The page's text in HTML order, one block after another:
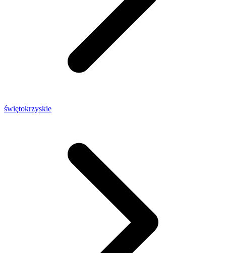
świętokrzyskie